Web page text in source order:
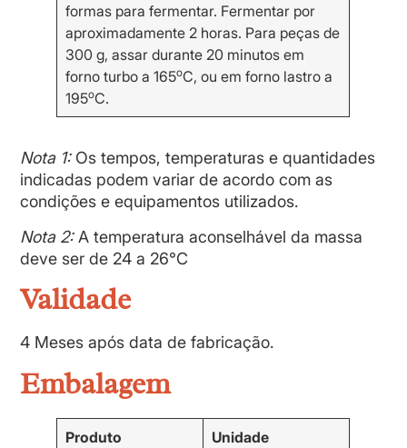
formas para fermentar. Fermentar por
aproximadamente 2 horas. Para peças de
300 g, assar durante 20 minutos em
forno turbo a 165oC, ou em forno lastro a
195oC.
Nota 1:Os tempos, temperaturas e quantidades
indicadas podem variar de acordo com as
condições e equipamentos utilizados.
Nota 2:A temperatura aconselhável da massa
deve ser de 24 a 26°C
Validade
4 Meses após data de fabricação.
Embalagem
Produto
Unidade